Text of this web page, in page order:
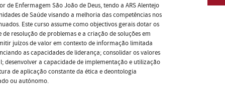
Enfermagem São João de Deus, tendo a ARS Alentejo
de Saúde visando a melhoria das competências nos
Este curso assume como objectivos gerais dotar os
resolução de problemas e a criação de soluções em
juízos de valor em contexto de informação limitada
as capacidades de liderança; consolidar os valores
desenvolver a capacidade de implementação e utilização
de aplicação constante da ética e deontologia
ou autónomo.